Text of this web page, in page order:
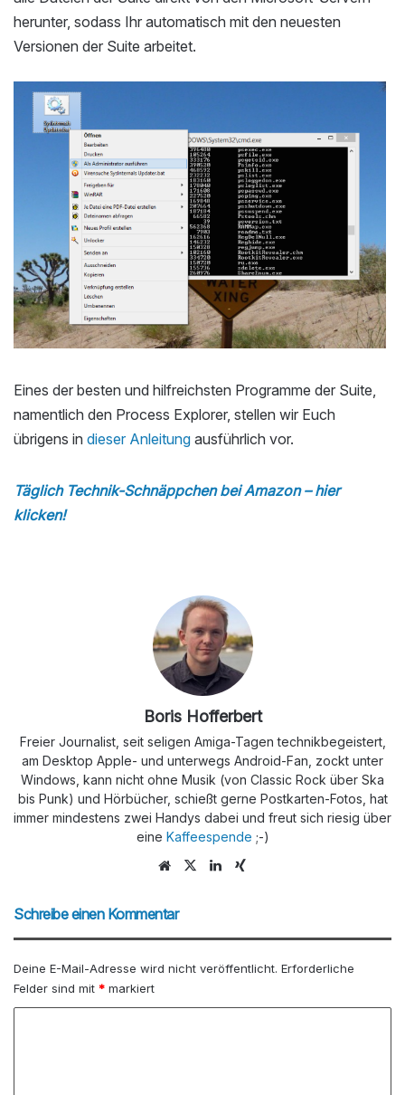
herunter, sodass Ihr automatisch mit den neuesten
Versionen der Suite arbeitet.
Eines der besten und hilfreichsten Programme der Suite,
namentlich den Process Explorer, stellen wir Euch
übrigens in dieser Anleitung ausführlich vor.
Täglich Technik-Schnäppchen bei Amazon – hier
klicken!
Boris Hofferbert
Freier Journalist, seit seligen Amiga-Tagen technikbegeistert,
am Desktop Apple- und unterwegs Android-Fan, zockt unter
Windows, kann nicht ohne Musik (von Classic Rock über Ska
bis Punk) und Hörbücher, schießt gerne Postkarten-Fotos, hat
immer mindestens zwei Handys dabei und freut sich riesig über
eine Kaffeespende ;-)
We
eit
X
Lin
Schreibe einen Kommentar
Deine E-Mail-Adresse wird nicht veröffentlicht. Erforderliche
Felder sind mit * markiert